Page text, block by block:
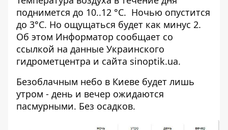
поднимется до 10..12 °C. Ночью опустится
до 3°C. Но ощущаться будет как минус 2.
Об этом Информатор сообщает со
ссылкой на данные Украинского
гидрометцентра и сайта sinoptik.ua.
Безоблачным небо в Киеве будет лишь
утром - день и вечер ожидаются
пасмурными. Без осадков.